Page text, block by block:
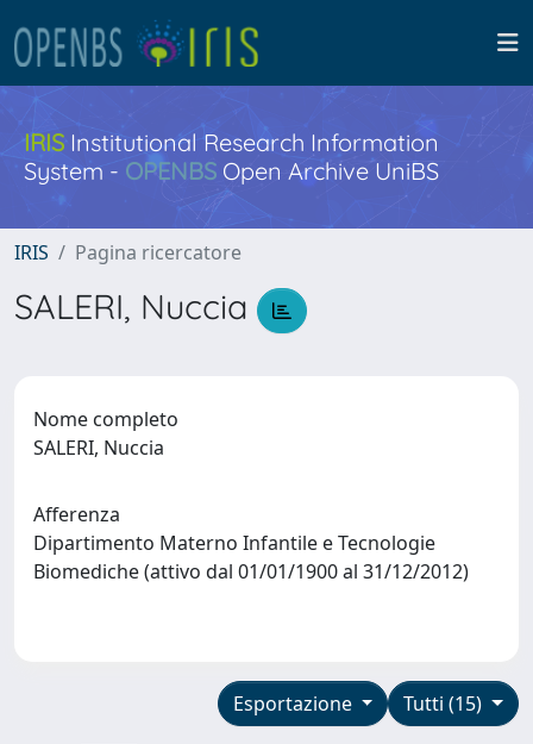
IRISInstitutional Research Information
System - OPENBS Open Archive UniBS
IRIS Pagina ricercatore
SALERI, Nuccia
Nome completo
SALERI, Nuccia
Afferenza
Dipartimento Materno Infantile e Tecnologie
Biomediche (attivo dal 01/01/1900 al 31/12/2012)
Tutti (15)
Esportazione